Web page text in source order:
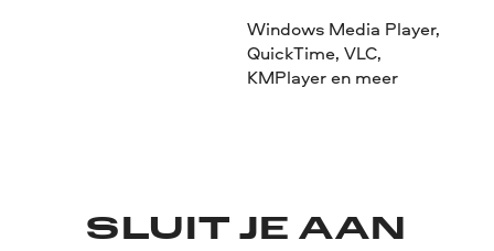
Windows Media Player,
QuickTime, VLC,
KMPlayer en meer
SLUIT JE AAN